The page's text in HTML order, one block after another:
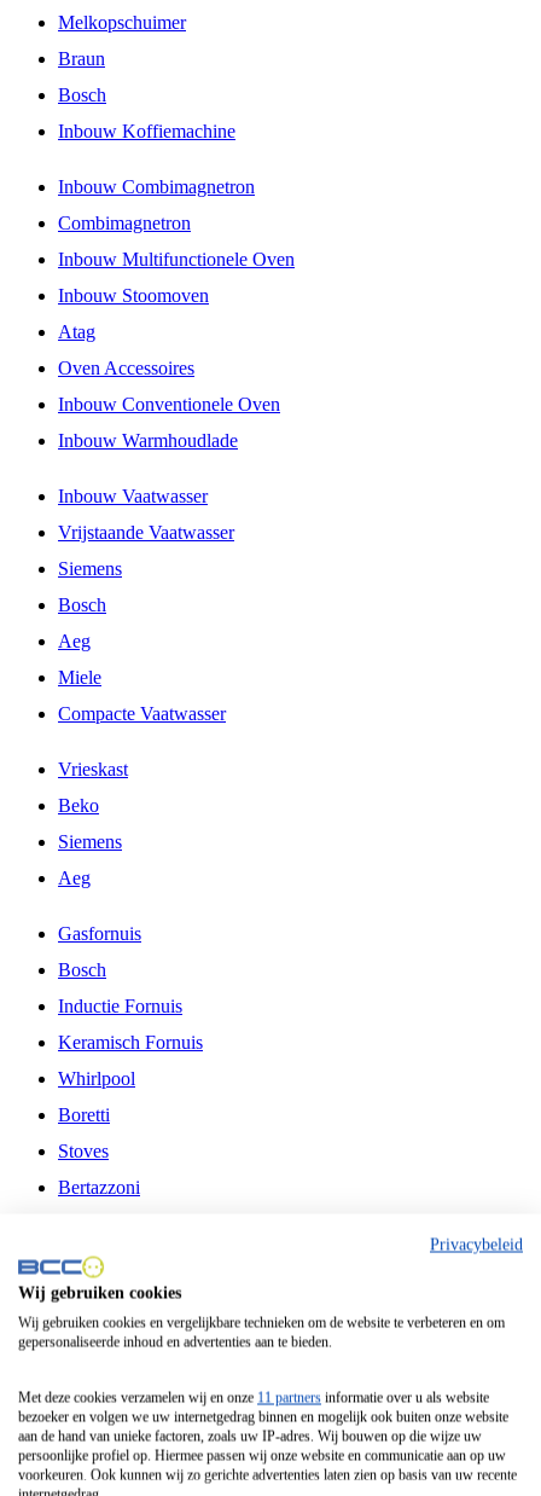
Melkopschuimer
Braun
Bosch
Inbouw Koffiemachine
Inbouw Combimagnetron
Combimagnetron
Inbouw Multifunctionele Oven
Inbouw Stoomoven
Atag
Oven Accessoires
Inbouw Conventionele Oven
Inbouw Warmhoudlade
Inbouw Vaatwasser
Vrijstaande Vaatwasser
Siemens
Bosch
Aeg
Miele
Compacte Vaatwasser
Vrieskast
Beko
Siemens
Aeg
Gasfornuis
Bosch
Inductie Fornuis
Keramisch Fornuis
Whirlpool
Boretti
Stoves
Bertazzoni
Fitelli
Airfryer
Frituurpan
Contactgrill
Broodbakmachine
Broodrooster
Privacybeleid
Wij gebruiken cookies
Wij gebruiken cookies en vergelijkbare technieken om de website te verbeteren en om
gepersonaliseerde inhoud en advertenties aan te bieden.
Met deze cookies verzamelen wij en onze 11 partners informatie over u als website
bezoeker en volgen we uw internetgedrag binnen en mogelijk ook buiten onze website
aan de hand van unieke factoren, zoals uw IP-adres. Wij bouwen op die wijze uw
persoonlijke profiel op. Hiermee passen wij onze website en communicatie aan op uw
voorkeuren. Ook kunnen wij zo gerichte advertenties laten zien op basis van uw recente